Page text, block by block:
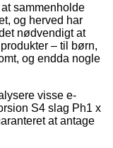
sammenholde
og herved har
nødvendigt at
– til børn,
og endda nogle
visse e-
S4 slag Ph1 x
at antage